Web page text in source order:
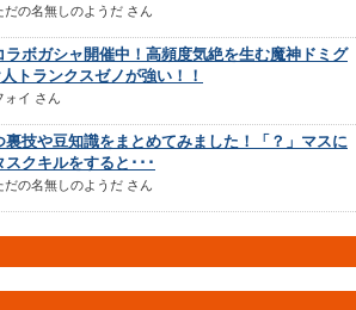
だの名無しのようだ さん
ラボガシャ開催中！高頻度気絶を生む魔神ドミグ
トランクスゼノが強い！！
ォイ さん
裏技や豆知識をまとめてみました！「？」マスに
スクキルをすると･･･
だの名無しのようだ さん